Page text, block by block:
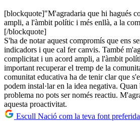
[blockquote]"M'agradaria que hi hagués
ampli, a l'àmbit polític i més enllà, a la
[/blockquote]
S'ha de notar aquest compromís que ens
indicadors i que cal fer canvis. També
complicitat i un acord ampli, a l'àmbit
important recuperar el tremp de la
comunitat educativa ha de tenir clar que
podem instal·lar en la idea negativa.
problema no pots ser només reactiu.
aquesta proactivitat.
Escull Nació com la teva font